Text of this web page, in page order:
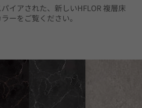
イアされた、新しいHFLOR 複層床
ーをご覧ください。